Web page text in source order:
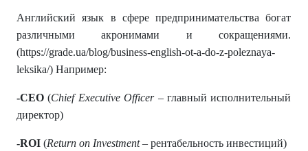
Английский язык в сфере предпринимательства богат
различными акронимами и сокращениями.
(https://grade.ua/blog/business-english-ot-a-do-z-poleznaya-
leksika/) Например:
-CEO (Chief Executive Officer– главный исполнительный
директор)
-ROI (Return on Investment– рентабельность инвестиций)